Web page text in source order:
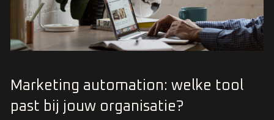
Marketing automation: welke tool
past bij jouw organisatie?